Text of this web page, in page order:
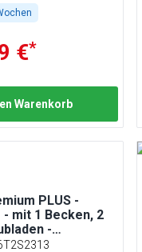
€*
Warenkorb
PLUS -
- mit 1 Becken, 2
-